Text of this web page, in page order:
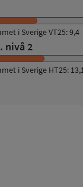
i Sverige VT25: 9,4
nivå 2
i Sverige HT25: